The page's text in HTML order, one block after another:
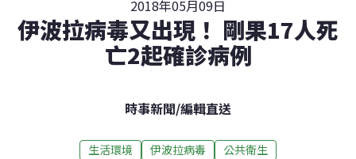
2018年05月09日
伊波拉病毒又出現！ 剛果17人死
亡2起確診病例
時事新聞/編輯直送
生活環境 伊波拉病毒 公共衛生